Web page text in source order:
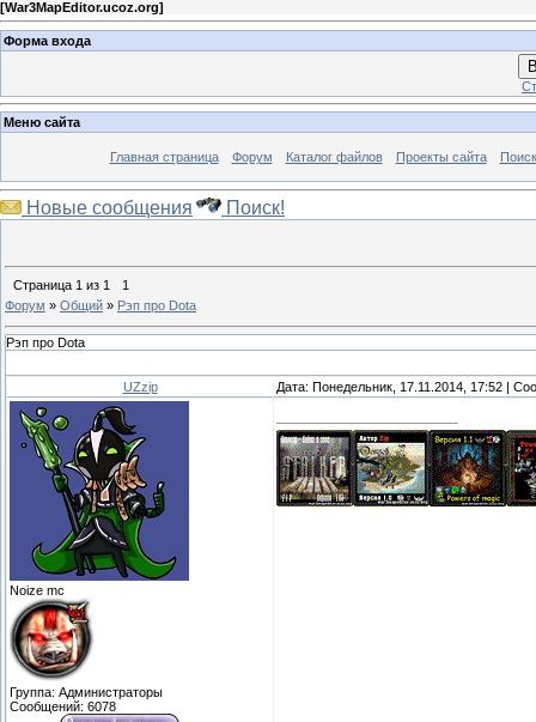
[War3MapEditor.ucoz.org]
Форма входа
Меню сайта
Главная страница Форум Каталог файлов Проекты сайта
Новые сообщения Поиск!
Страница 1 из 1
1
Форум » Общий » Рэп про Dota
Рэп про Dota
UZzip Дата: Понедельник, 17.11.2014, 17:52 |
Noize mc
Группа: Администраторы
Сообщений: 6078